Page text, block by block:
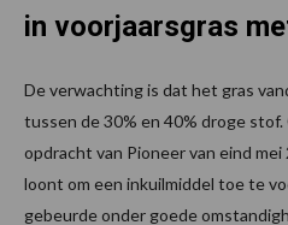
in voorjaarsgras
De verwachting is dat het gras
tussen de 30% en 40% droge
opdracht van Pioneer van eind
loont om een inkuilmiddel toe te
gebeurde onder goede